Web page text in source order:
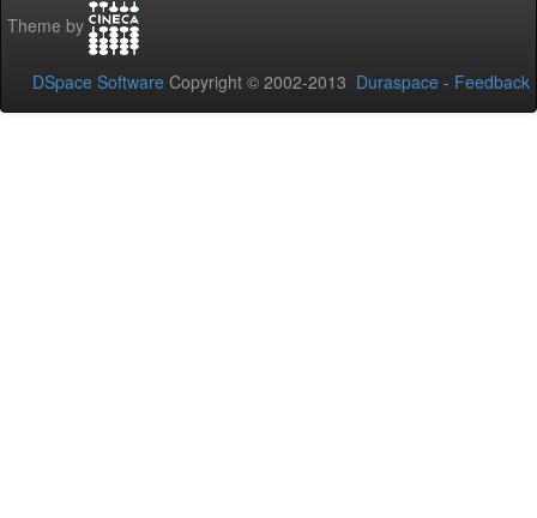
Theme by
DSpace Software Copyright © 2002-2013 Duraspace - Feedback